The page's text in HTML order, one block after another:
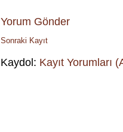
Yorum Gönder
Sonraki Kayıt
Kaydol: Kayıt Yorumları